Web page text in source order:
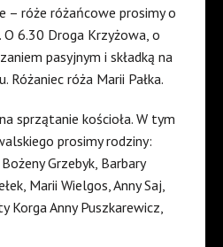
– róże różańcowe prosimy o
6.30 Droga Krzyżowa, o
pasyjnym i składką na
Różaniec róża Marii Pałka.
sprzątanie kościoła. W tym
prosimy rodziny:
Grzebyk, Barbary
Marii Wielgos, Anny Saj,
Korga Anny Puszkarewicz,